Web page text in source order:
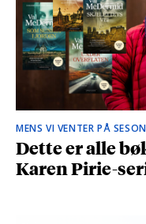
MENS VI VENTER PÅ
Dette er alle
Karen Pirie-